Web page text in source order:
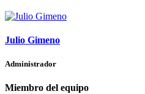
Julio Gimeno
Administrador
Miembro del equipo